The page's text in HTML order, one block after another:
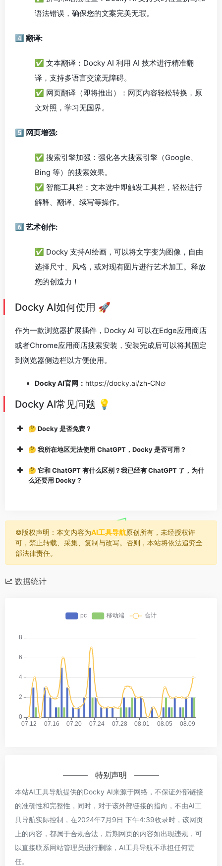
语法错误，确保您的文案完美无瑕。
4️⃣ 翻译:
✅ 文本翻译：Docky AI 利用 AI 技术进行精准翻
译，支持多语言交流无障碍。
✅ 网页翻译（即将推出）：网页内容轻松转换，原
文对照，学习无国界。
5️⃣ 网页增强:
✅ 搜索引擎加强：强化各大搜索引擎（Google、
Bing 等）的搜索效果。
✅ 智能工具栏：文本选中即触发工具栏，轻松进行
解释、翻译、续写等操作。
6️⃣ 艺术创作:
✅ Docky 支持AI绘画，可以将文字变为图像，自由
选择尺寸、风格，或对现有图片进行艺术加工。释放
您的创造力！
Docky AI如何使用 🚀
作为一款浏览器扩展插件，Docky AI 可以在Edge应用商店
或者Chrome应用商店搜索安装，安装完成后可以将其固定
到浏览器侧边栏以方便使用。
Docky AI官网： https://docky.ai/zh-CN
Docky AI常见问题 💡
🤔 Docky 是否免费？
🤔 我所在地区无法使用 ChatGPT，Docky 是否可用？
🤔 它和 ChatGPT 有什么区别？我已经有 ChatGPT 了，为什
么还要用 Docky？
©️版权声明：本文内容为AI工具导航原创所有，未经授权许
可，禁止转载、采集、复制与改写。否则，本站将依法追究全
部法律责任。
数据统计
特别声明
本站AI工具导航提供的Docky AI来源于网络，不保证外部链接
的准确性和完整性，同时，对于该外部链接的指向，不由AI工
具导航实际控制，在2024年7月9日 下午4:39收录时，该网页
上的内容，都属于合规合法，后期网页的内容如出现违规，可
以直接联系网站管理员进行删除，AI工具导航不承担任何责
任。